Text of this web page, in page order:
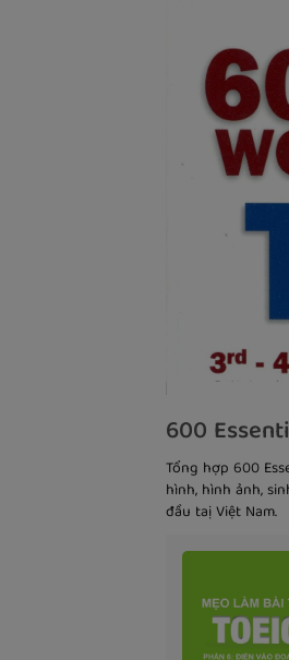
600
Tổng hợp 600
hình, hình ảnh,
đầu taị Việt Nam.